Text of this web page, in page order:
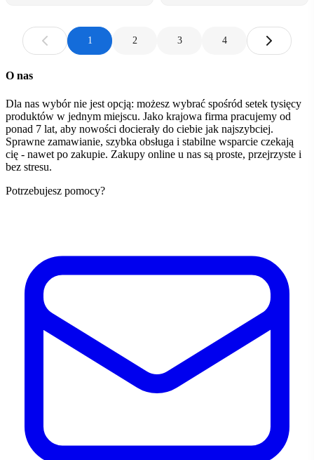
1 2 3 4
O nas
Dla nas wybór nie jest opcją: możesz wybrać spośród setek tysięcy
produktów w jednym miejscu. Jako krajowa firma pracujemy od
ponad 7 lat, aby nowości docierały do ciebie jak najszybciej.
Sprawne zamawianie, szybka obsługa i stabilne wsparcie czekają
cię - nawet po zakupie. Zakupy online u nas są proste, przejrzyste i
bez stresu.
Potrzebujesz pomocy?